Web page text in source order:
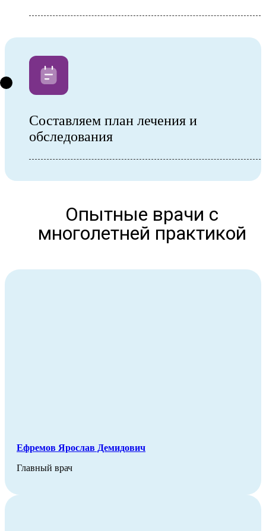
Составляем план лечения и
обследования
Опытные врачи с
многолетней практикой
Ефремов Ярослав Демидович
Главный врач